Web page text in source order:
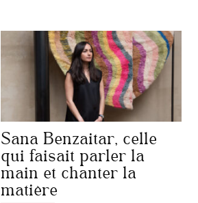
Sana Benzaitar, celle
qui faisait parler la
main et chanter la
matière